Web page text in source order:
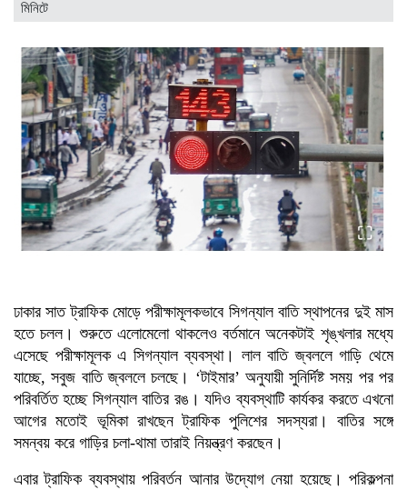
বিজয়ে তারেক রহমানকে অভিনন্দন
মালয়েশিয়া প্রধানমন্ত্রীর
ত্রয়োদশ জাতীয় সংসদ নির্বাচনে বিজয়
লাভে তারেক রহমানকে অভিনন্দন
জানালেন মার্কিন পররাষ্ট্রমন্ত্রী
ত্রয়োদশ জাতীয় সংসদ নির্বাচনের
বিজয়ে তারেক রহমানকে অভিনন্দন
নেপালের প্রধানমন্ত্রীর
মিনিটে
ঢাকার সাত ট্রাফিক মোড়ে পরীক্ষামূলকভাবে সিগন্যাল বাতি স্থাপনের দুই মাস
হতে চলল। শুরুতে এলোমেলো থাকলেও বর্তমানে অনেকটাই শৃঙ্খলার মধ্যে
এসেছে পরীক্ষামূলক এ সিগন্যাল ব্যবস্থা। লাল বাতি জ্বললে গাড়ি থেমে
যাচ্ছে, সবুজ বাতি জ্বললে চলছে। ‘টাইমার’ অনুযায়ী সুনির্দিষ্ট সময় পর পর
পরিবর্তিত হচ্ছে সিগন্যাল বাতির রঙ। যদিও ব্যবস্থাটি কার্যকর করতে এখনো
আগের মতোই ভূমিকা রাখছেন ট্রাফিক পুলিশের সদস্যরা। বাতির সঙ্গে
সমন্বয় করে গাড়ির চলা-থামা তারাই নিয়ন্ত্রণ করছেন।
এবার ট্রাফিক ব্যবস্থায় পরিবর্তন আনার উদ্যোগ নেয়া হয়েছে। পরিকল্পনা